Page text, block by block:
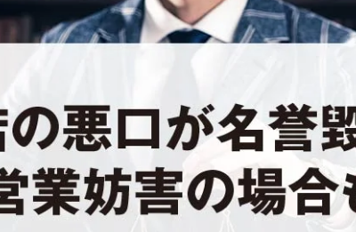
IT法務
弁護士費用
お悩み別カテゴリーを探す